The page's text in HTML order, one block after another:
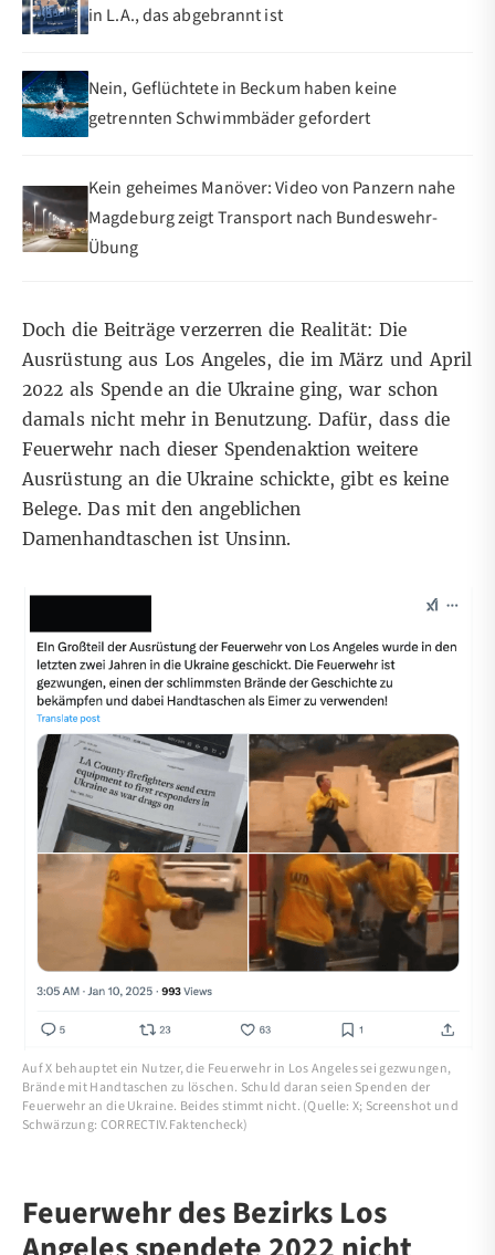
in L.A., das abgebrannt ist
Nein, Geflüchtete in Beckum haben keine
getrennten Schwimmbäder gefordert
Kein geheimes Manöver: Video von Panzern nahe
Magdeburg zeigt Transport nach Bundeswehr-
Übung
Doch die Beiträge verzerren die Realität: Die
Ausrüstung aus Los Angeles, die im März und April
2022 als Spende an die Ukraine ging, war schon
damals nicht mehr in Benutzung. Dafür, dass die
Feuerwehr nach dieser Spendenaktion weitere
Ausrüstung an die Ukraine schickte, gibt es keine
Belege. Das mit den angeblichen
Damenhandtaschen ist Unsinn.
Auf X behauptet ein Nutzer, die Feuerwehr in Los Angeles sei gezwungen,
Brände mit Handtaschen zu löschen. Schuld daran seien Spenden der
Feuerwehr an die Ukraine. Beides stimmt nicht. (Quelle: X; Screenshot und
Schwärzung: CORRECTIV.Faktencheck)
Feuerwehr des Bezirks Los